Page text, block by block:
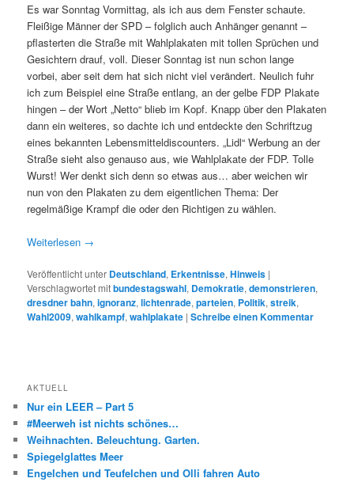
Es war Sonntag Vormittag, als ich aus dem Fenster schaute.
Fleißige Männer der SPD – folglich auch Anhänger genannt –
pflasterten die Straße mit Wahlplakaten mit tollen Sprüchen und
Gesichtern drauf, voll. Dieser Sonntag ist nun schon lange
vorbei, aber seit dem hat sich nicht viel verändert. Neulich fuhr
ich zum Beispiel eine Straße entlang, an der gelbe FDP Plakate
hingen – der Wort „Netto“ blieb im Kopf. Knapp über den Plakaten
dann ein weiteres, so dachte ich und entdeckte den Schriftzug
eines bekannten Lebensmitteldiscounters. „Lidl“ Werbung an der
Straße sieht also genauso aus, wie Wahlplakate der FDP. Tolle
Wurst! Wer denkt sich denn so etwas aus… aber weichen wir
nun von den Plakaten zu dem eigentlichen Thema: Der
regelmäßige Krampf die oder den Richtigen zu wählen.
Weiterlesen →
Veröffentlicht unter Deutschland, Erkentnisse,Hinweis |
Verschlagwortet mitbundestagswahl, Demokratie,demonstrieren,
dresdner bahn,ignoranz,lichtenrade,parteien, Politik,streik,
Wahl2009,wahlkampf,wahlplakate |Schreibe einen Kommentar
AKTUELL
Nur ein LEER – Part 5
#Meerweh ist nichts schönes…
Weihnachten. Beleuchtung. Garten.
Spiegelglattes Meer
Engelchen und Teufelchen und Olli fahren Auto